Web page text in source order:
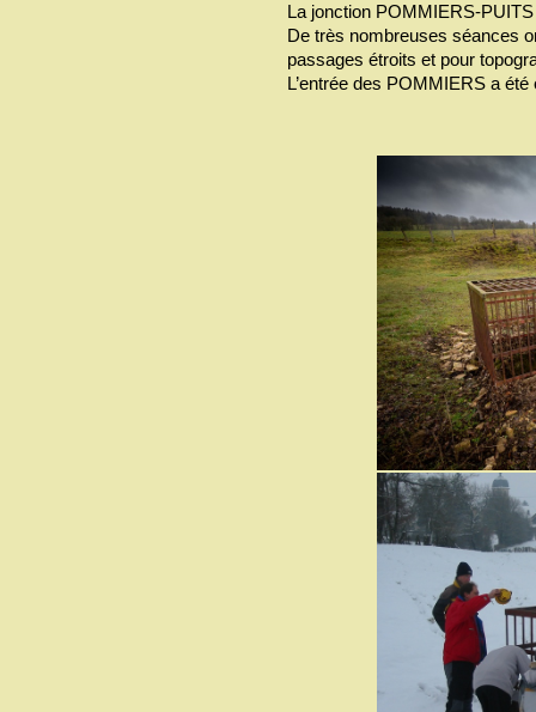
La jonction POMMIERS-
De très nombreuses séances
passages étroits et pour
L’entrée des POMMIERS a